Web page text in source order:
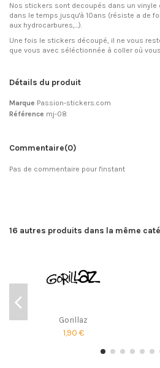
Nos stickers sont decoupés dans un vinyle
dans le temps jusqu'à 10ans (résiste a de
aux hydrocarbures,...).
Une fois le stickers découpé, il ne vous
que vous avec séléctionnée à coller où
Détails du produit
Marque Passion-stickers.com
Référence mj-08
Commentaire(0)
Pas de commentaire pour l'instant
16 autres produits dans la même
Gorillaz
1,90 €